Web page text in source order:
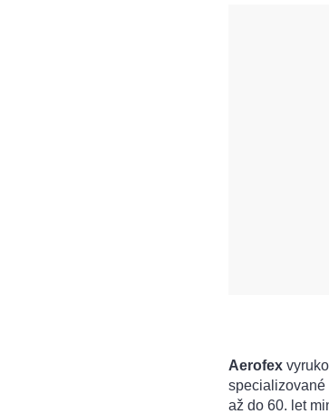
Aerofex
specializované
až do 60. let